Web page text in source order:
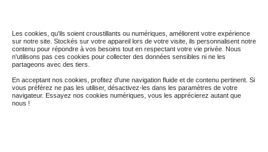
Les cookies, qu'ils soient croustillants ou numériques, améliorent votre expérience
sur notre site. Stockés sur votre appareil lors de votre visite, ils personnalisent notre
contenu pour répondre à vos besoins tout en respectant votre vie privée. Nous
n'utilisons pas ces cookies pour collecter des données sensibles ni ne les
partageons avec des tiers.
En acceptant nos cookies, profitez d'une navigation fluide et de contenu pertinent. Si
vous préférez ne pas les utiliser, désactivez-les dans les paramètres de votre
navigateur. Essayez nos cookies numériques, vous les apprécierez autant que
nous !
5 036 974 visites depuis le 01 nov. 2014